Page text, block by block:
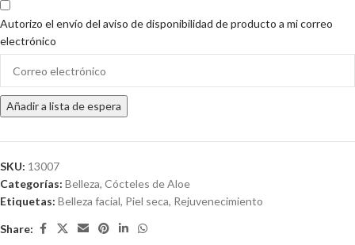
Autorizo el envío del aviso de disponibilidad de producto a mi correo
electrónico
your
email
address
the
waitlist
for
product
Añadir a lista de espera
SKU: 13007
Categorías: Belleza, Cócteles de Aloe
Etiquetas: Belleza facial, Piel seca, Rejuvenecimiento
Share: